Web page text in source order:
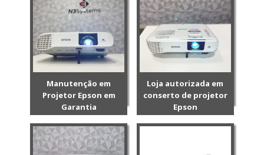
Manutenção em
Projetor Epson em
Garantia
Loja autorizada em
conserto de projetor
Epson